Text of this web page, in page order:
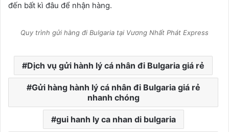
đến bất kì đâu để nhận hàng.
Quy trình gửi hàng đi Bulgaria tại Vương Nhất Phát Express
Dịch vụ gửi hành lý cá nhân đi Bulgaria giá rẻ
Gửi hàng hành lý cá nhân đi Bulgaria giá rẻ
nhanh chóng
gui hanh ly ca nhan di bulgaria